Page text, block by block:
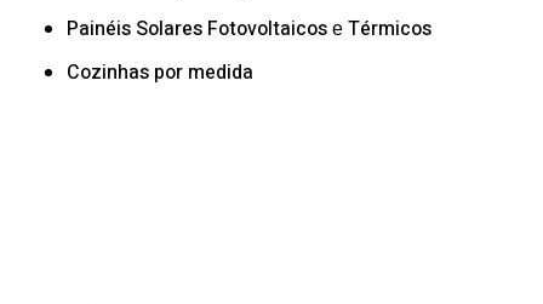
Painéis Solares Fotovoltaicos e Térmicos
Cozinhas por medida